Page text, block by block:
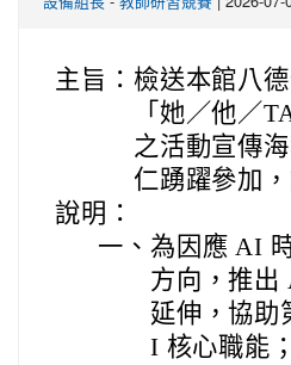
主旨： 檢送本館八
「她／他／
之活動宣傳
仁踴躍參加
說明：
一、 為因應 AI
方向，推出
延伸，協助
I 核心職能